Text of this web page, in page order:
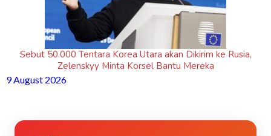
Sebut 50.000 Tentara Korea Utara akan Dikirim ke Rusia,
Zelenskyy Minta Korsel Bantu Mereka
9 August 2026